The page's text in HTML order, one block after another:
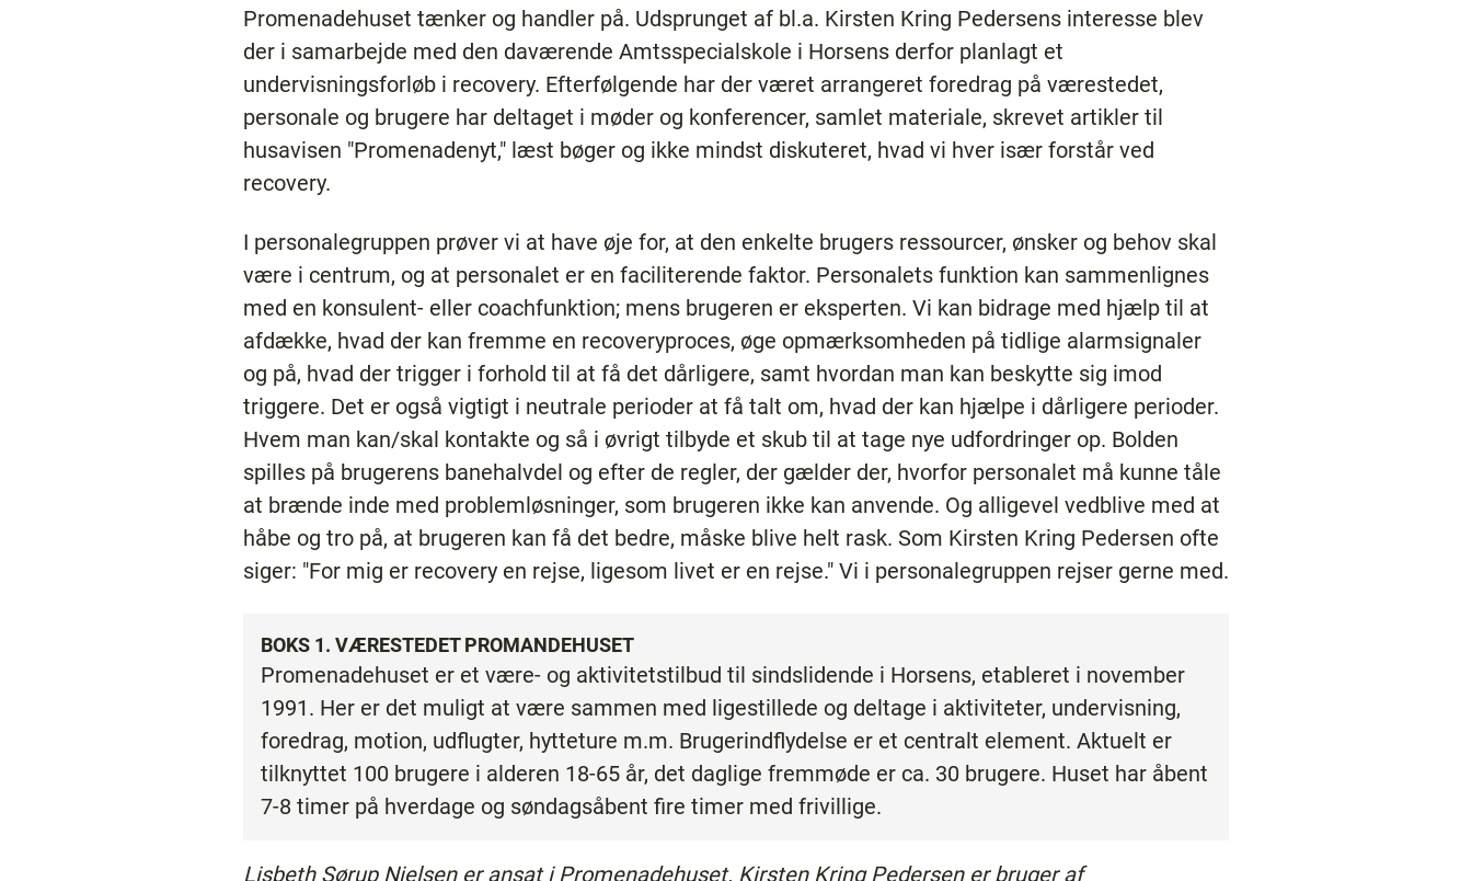
Promenadehuset tænker og handler på. Udsprunget af bl.a. Kirsten Kring Pedersens interesse blev
der i samarbejde med den daværende Amtsspecialskole i Horsens derfor planlagt et
undervisningsforløb i recovery. Efterfølgende har der været arrangeret foredrag på værestedet,
personale og brugere har deltaget i møder og konferencer, samlet materiale, skrevet artikler til
husavisen "Promenadenyt," læst bøger og ikke mindst diskuteret, hvad vi hver især forstår ved
recovery.
I personalegruppen prøver vi at have øje for, at den enkelte brugers ressourcer, ønsker og behov skal
være i centrum, og at personalet er en faciliterende faktor. Personalets funktion kan sammenlignes
med en konsulent- eller coachfunktion; mens brugeren er eksperten. Vi kan bidrage med hjælp til at
afdække, hvad der kan fremme en recoveryproces, øge opmærksomheden på tidlige alarmsignaler
og på, hvad der trigger i forhold til at få det dårligere, samt hvordan man kan beskytte sig imod
triggere. Det er også vigtigt i neutrale perioder at få talt om, hvad der kan hjælpe i dårligere perioder.
Hvem man kan/skal kontakte og så i øvrigt tilbyde et skub til at tage nye udfordringer op. Bolden
spilles på brugerens banehalvdel og efter de regler, der gælder der, hvorfor personalet må kunne tåle
at brænde inde med problemløsninger, som brugeren ikke kan anvende. Og alligevel vedblive med at
håbe og tro på, at brugeren kan få det bedre, måske blive helt rask. Som Kirsten Kring Pedersen ofte
siger: "For mig er recovery en rejse, ligesom livet er en rejse." Vi i personalegruppen rejser gerne med.
BOKS 1. VÆRESTEDET PROMANDEHUSET
Promenadehuset er et være- og aktivitetstilbud til sindslidende i Horsens, etableret i november
1991. Her er det muligt at være sammen med ligestillede og deltage i aktiviteter, undervisning,
foredrag, motion, udflugter, hytteture m.m. Brugerindflydelse er et centralt element. Aktuelt er
tilknyttet 100 brugere i alderen 18-65 år, det daglige fremmøde er ca. 30 brugere. Huset har åbent
7-8 timer på hverdage og søndagsåbent fire timer med frivillige.
Lisbeth Sørup Nielsen er ansat i Promenadehuset. Kirsten Kring Pedersen er bruger af